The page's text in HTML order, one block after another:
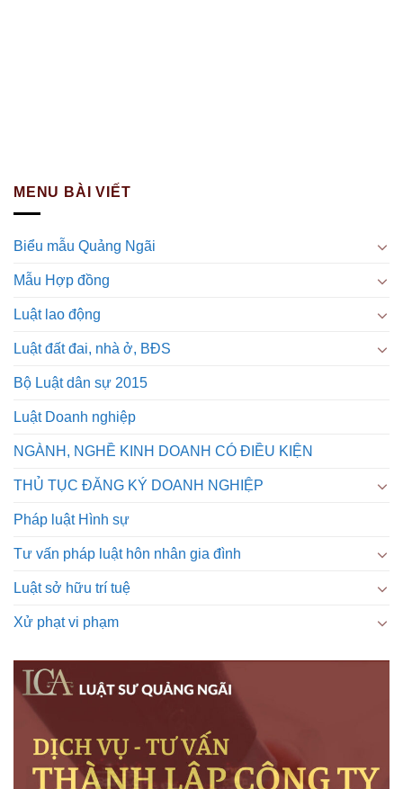
MENU BÀI VIẾT
Biểu mẫu Quảng Ngãi
Mẫu Hợp đồng
Luật lao động
Luật đất đai, nhà ở, BĐS
Bộ Luật dân sự 2015
Luật Doanh nghiệp
NGÀNH, NGHỀ KINH DOANH CÓ ĐIỀU KIỆN
THỦ TỤC ĐĂNG KÝ DOANH NGHIỆP
Pháp luật Hình sự
Tư vấn pháp luật hôn nhân gia đình
Luật sở hữu trí tuệ
Xử phạt vi phạm